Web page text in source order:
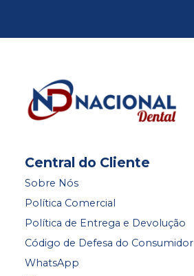
Central do Cliente
Sobre Nós
Política Comercial
Política de Entrega e Devolução
Código de Defesa do Consumidor
WhatsApp